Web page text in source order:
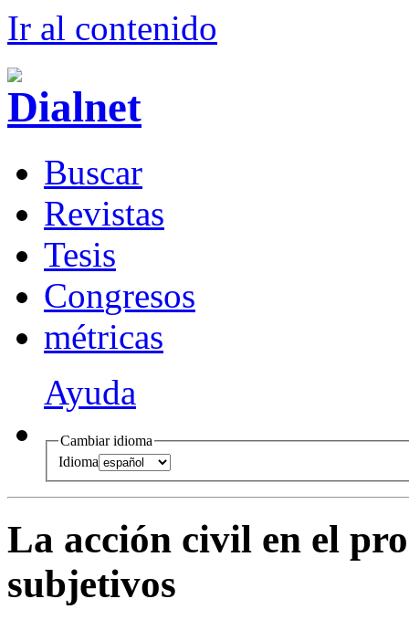
Ir al contenido
Buscar
Revistas
Tesis
Congresos
métricas
Ayuda
Cambiar idioma
Idioma
La acción civil en el
subjetivos